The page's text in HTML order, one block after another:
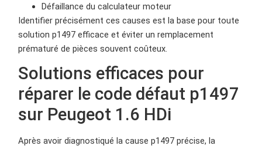
Défaillance du calculateur moteur
Identifier précisément ces causes est la base pour toute
solution p1497 efficace et éviter un remplacement
prématuré de pièces souvent coûteux.
Solutions efficaces pour
réparer le code défaut p1497
sur Peugeot 1.6 HDi
Après avoir diagnostiqué la cause p1497 précise, la